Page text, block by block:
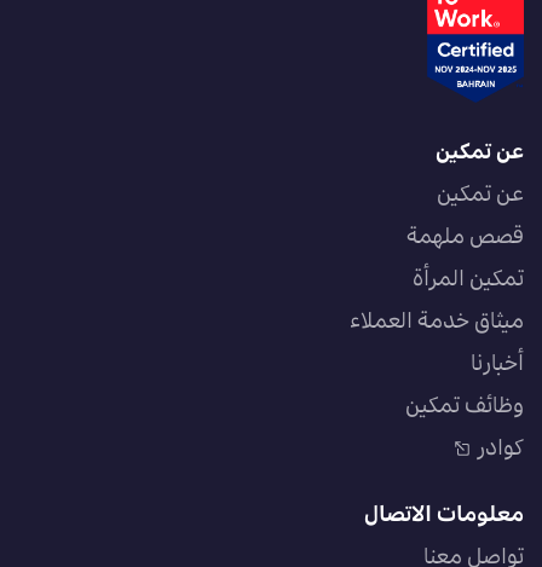
عن تمكين
عن تمكين
قصص ملهمة
تمكين المرأة
ميثاق خدمة العملاء
أخبارنا
وظائف تمكين
كوادر
معلومات الاتصال